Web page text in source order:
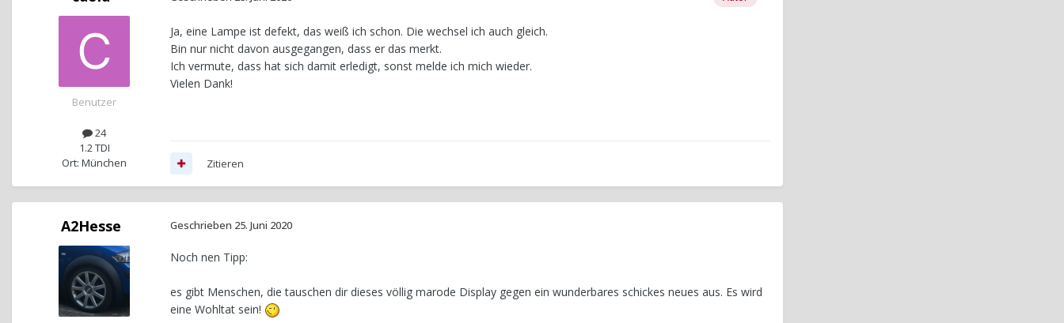
Benutzer
24
1.2 TDI
Ort: München
Ja, eine Lampe ist defekt, das weiß ich schon. Die wechsel ich auch gleich.
Bin nur nicht davon ausgegangen, dass er das merkt.
Ich vermute, dass hat sich damit erledigt, sonst melde ich mich wieder.
Vielen Dank!
Zitieren
A2Hesse Geschrieben 25. Juni 2020
Noch nen Tipp:
es gibt Menschen, die tauschen dir dieses völlig marode Display gegen ein wunderbares schickes neues aus. Es wird
eine Wohltat sein!